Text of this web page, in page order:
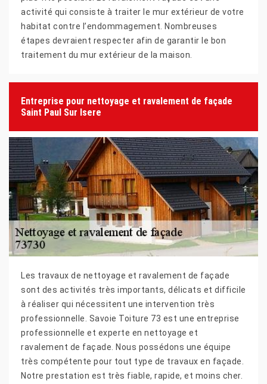
activité qui consiste à traiter le mur extérieur de votre
habitat contre l’endommagement. Nombreuses
étapes devraient respecter afin de garantir le bon
traitement du mur extérieur de la maison.
Entreprise pour nettoyage et ravalement de façade
Saint Paul Sur Isere
Les travaux de nettoyage et ravalement de façade
sont des activités très importants, délicats et difficile
à réaliser qui nécessitent une intervention très
professionnelle. Savoie Toiture 73 est une entreprise
professionnelle et experte en nettoyage et
ravalement de façade. Nous possédons une équipe
très compétente pour tout type de travaux en façade.
Notre prestation est très fiable, rapide, et moins cher.